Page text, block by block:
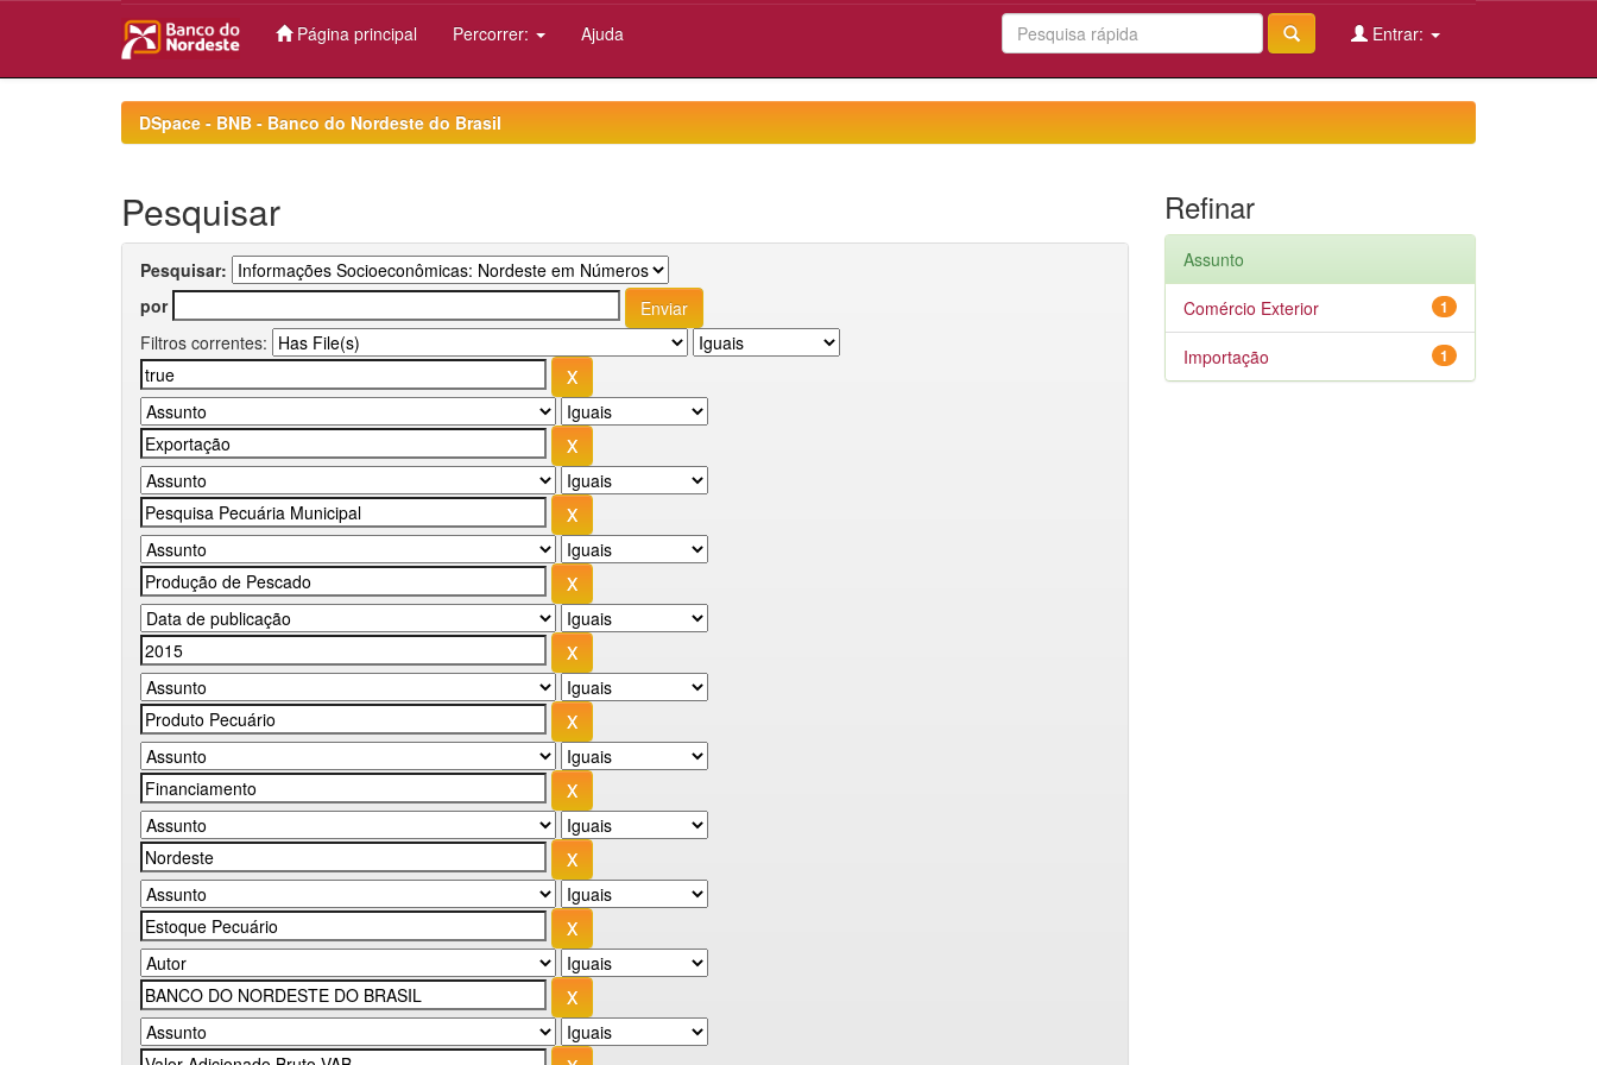
Página principal Percorrer: Ajuda Entrar:
DSpace - BNB - Banco do Nordeste do Brasil
Pesquisar
Pesquisar:
por
Filtros correntes:
Refinar
Assunto
1
Comércio Exterior
1
Importação